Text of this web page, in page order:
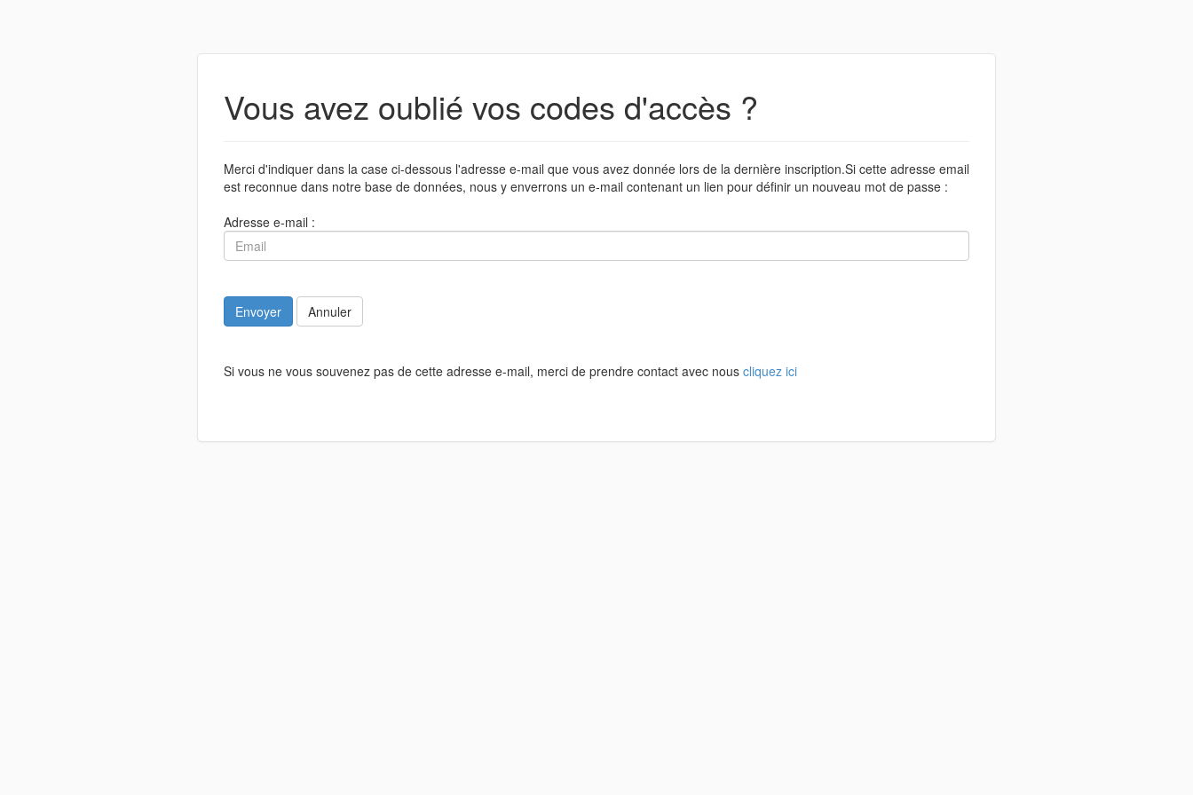
Vous avez oublié vos codes d'accès ?
Merci d'indiquer dans la case ci-dessous l'adresse e-mail que vous avez donnée lors de la dernière inscription.Si cette adresse email
est reconnue dans notre base de données, nous y enverrons un e-mail contenant un lien pour définir un nouveau mot de passe :
Adresse e-mail :
Envoyer Annuler
Si vous ne vous souvenez pas de cette adresse e-mail, merci de prendre contact avec nous cliquez ici